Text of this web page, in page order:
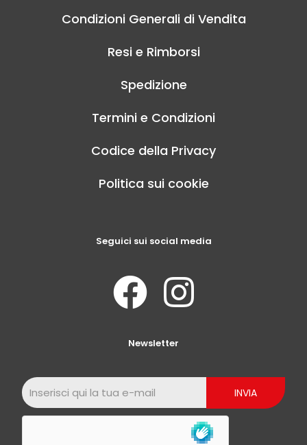
Condizioni Generali di Vendita
Resi e Rimborsi
Spedizione
Termini e Condizioni
Codice della Privacy
Politica sui cookie
Seguici sui social media
Newsletter